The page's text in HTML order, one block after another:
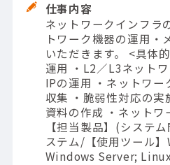
仕事内容
ネットワークインフラ
トワーク機器の運用・
いただきます。 <具体
運用 ・L2／L3ネット
IPの運用 ・ネットワー
収集 ・脆弱性対応の
資料の作成 ・ネット
【担当製品】(システ
ステム/【使用ツール
Windows Server;